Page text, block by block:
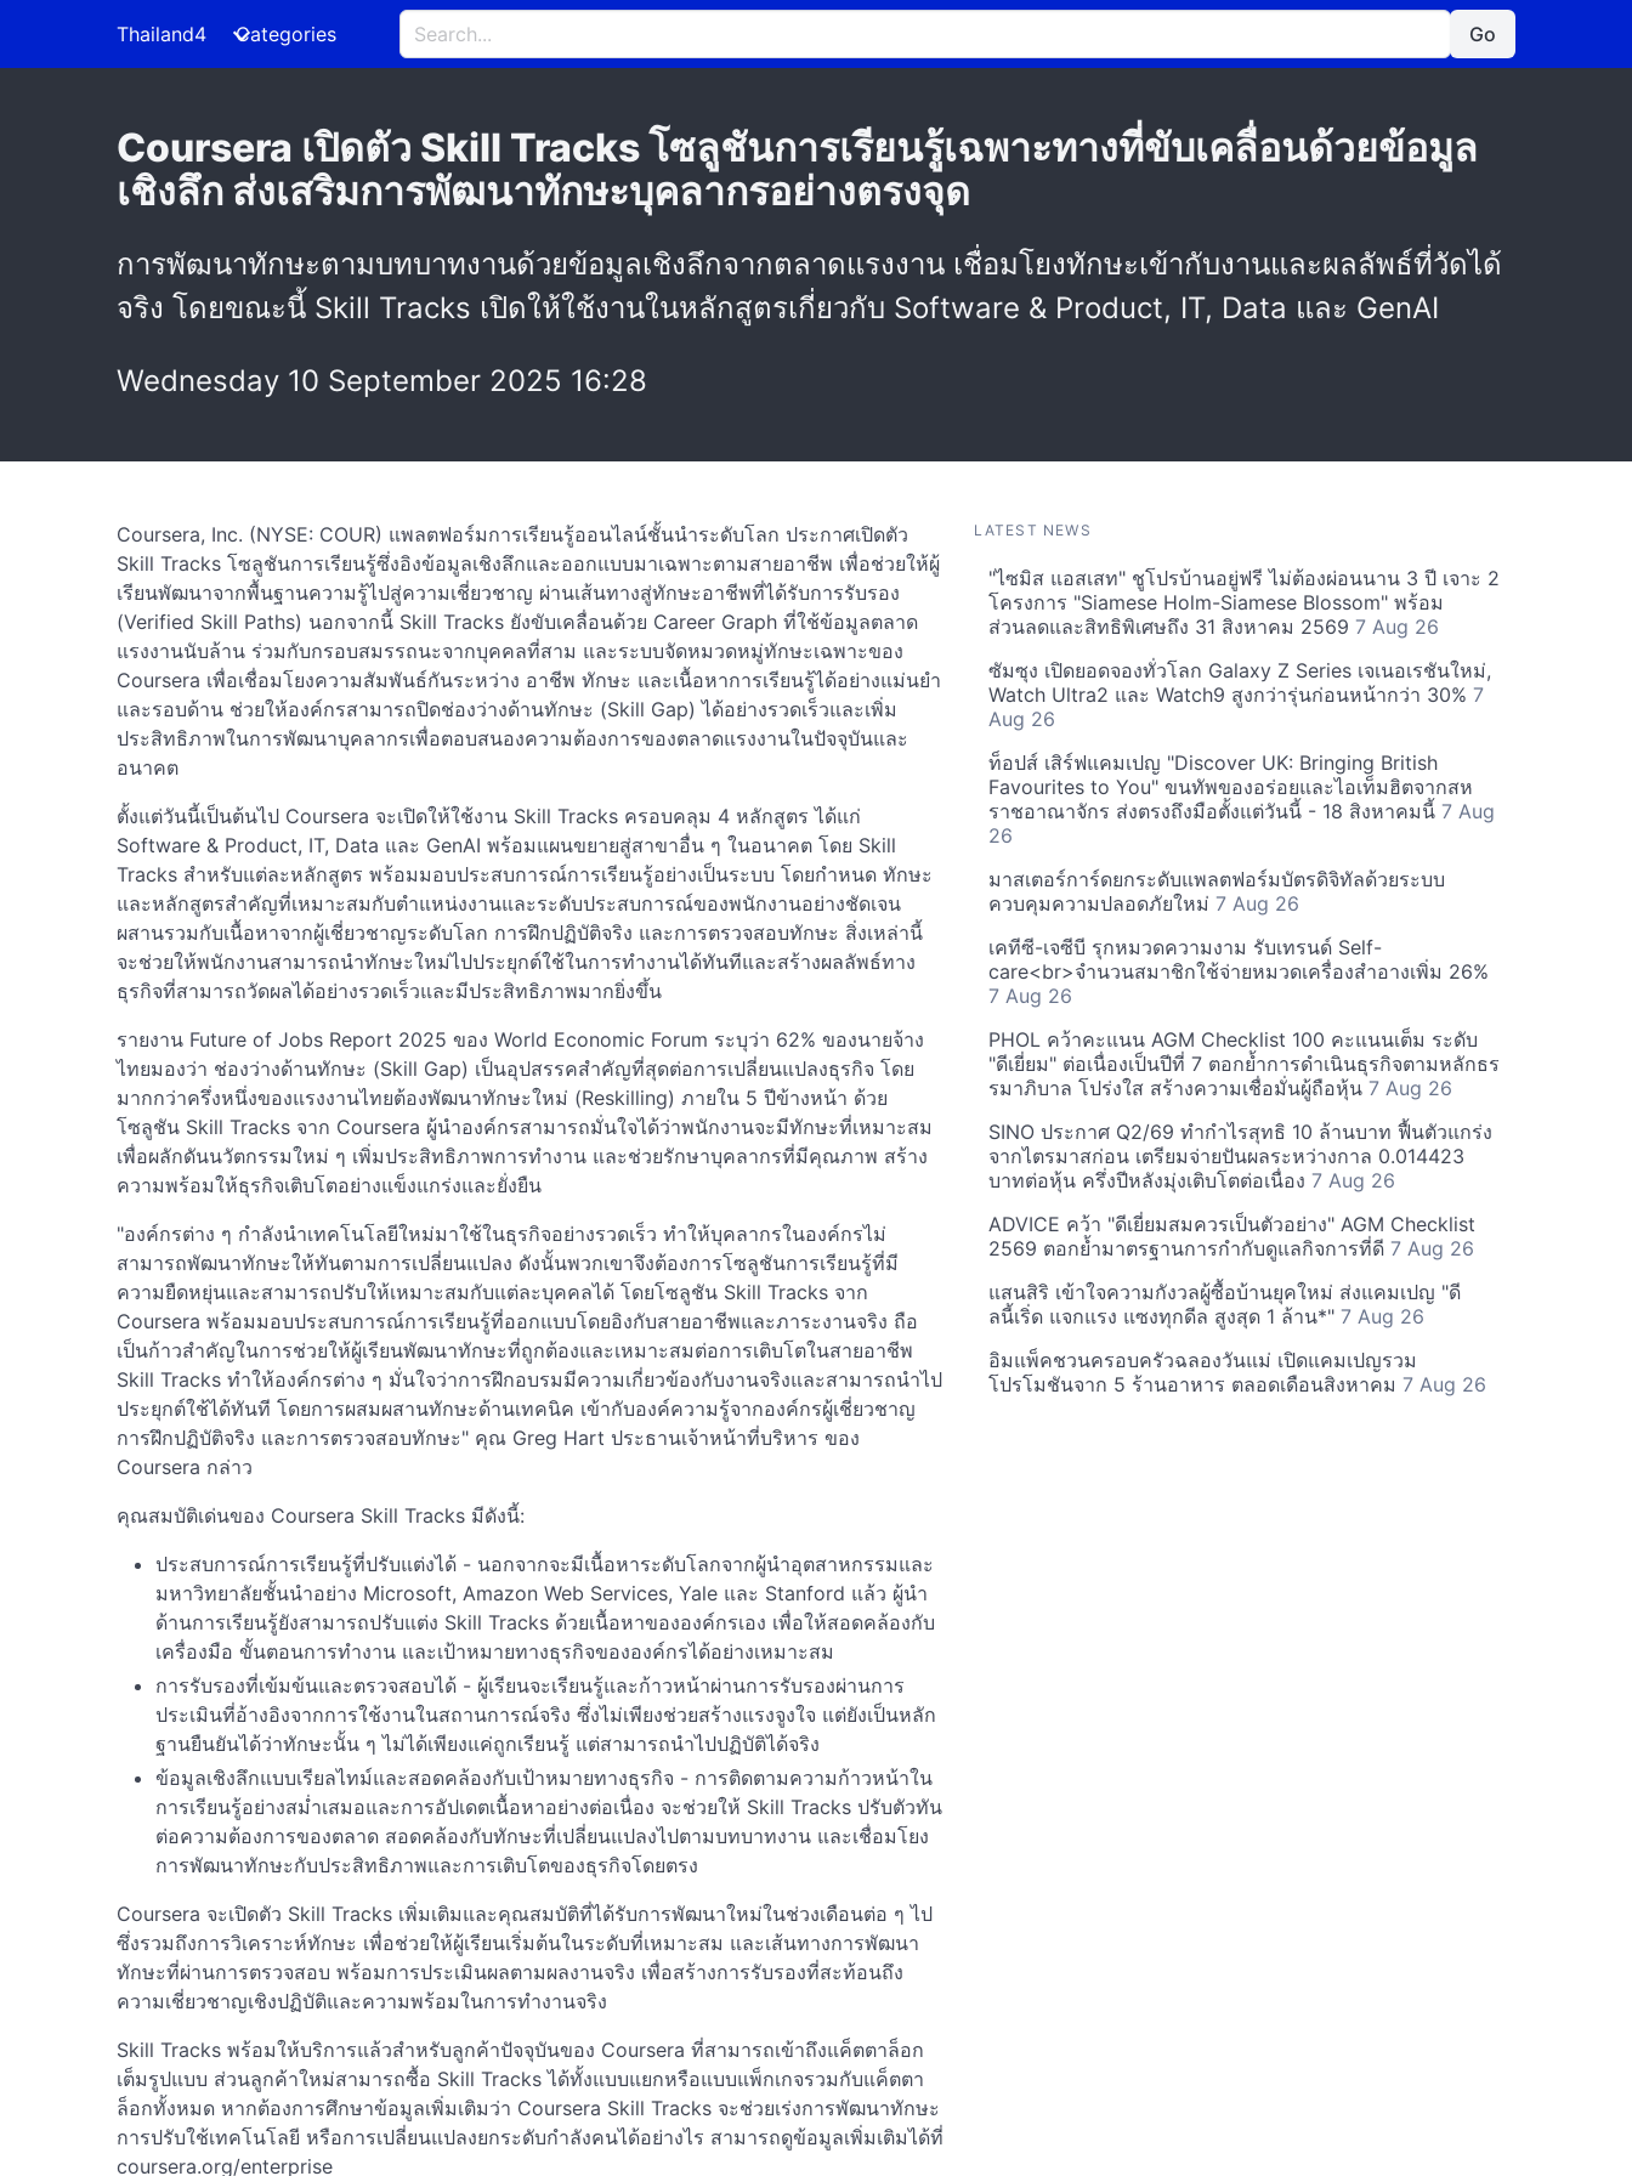
Thailand4 Categories Go
Coursera เปิดตัว Skill Tracks โซลูชันการเรียนรู้เฉพาะทางที่ขับเคลื่อนด้วยข้อมูล
เชิงลึก ส่งเสริมการพัฒนาทักษะบุคลากรอย่างตรงจุด
การพัฒนาทักษะตามบทบาทงานด้วยข้อมูลเชิงลึกจากตลาดแรงงาน เชื่อมโยงทักษะเข้ากับงานและผลลัพธ์ที่วัดได้
จริง โดยขณะนี้ Skill Tracks เปิดให้ใช้งานในหลักสูตรเกี่ยวกับ Software & Product, IT, Data และ GenAI
Wednesday 10 September 2025 16:28
Coursera, Inc. (NYSE: COUR) แพลตฟอร์มการเรียนรู้ออนไลน์ชั้นนำระดับโลก ประกาศเปิดตัว
Skill Tracks โซลูชันการเรียนรู้ซึ่งอิงข้อมูลเชิงลึกและออกแบบมาเฉพาะตามสายอาชีพ เพื่อช่วยให้ผู้
เรียนพัฒนาจากพื้นฐานความรู้ไปสู่ความเชี่ยวชาญ ผ่านเส้นทางสู่ทักษะอาชีพที่ได้รับการรับรอง
(Verified Skill Paths) นอกจากนี้ Skill Tracks ยังขับเคลื่อนด้วย Career Graph ที่ใช้ข้อมูลตลาด
แรงงานนับล้าน ร่วมกับกรอบสมรรถนะจากบุคคลที่สาม และระบบจัดหมวดหมู่ทักษะเฉพาะของ
Coursera เพื่อเชื่อมโยงความสัมพันธ์กันระหว่าง อาชีพ ทักษะ และเนื้อหาการเรียนรู้ได้อย่างแม่นยำ
และรอบด้าน ช่วยให้องค์กรสามารถปิดช่องว่างด้านทักษะ (Skill Gap) ได้อย่างรวดเร็วและเพิ่ม
ประสิทธิภาพในการพัฒนาบุคลากรเพื่อตอบสนองความต้องการของตลาดแรงงานในปัจจุบันและ
อนาคต
ตั้งแต่วันนี้เป็นต้นไป Coursera จะเปิดให้ใช้งาน Skill Tracks ครอบคลุม 4 หลักสูตร ได้แก่
Software & Product, IT, Data และ GenAI พร้อมแผนขยายสู่สาขาอื่น ๆ ในอนาคต โดย Skill
Tracks สำหรับแต่ละหลักสูตร พร้อมมอบประสบการณ์การเรียนรู้อย่างเป็นระบบ โดยกำหนด ทักษะ
และหลักสูตรสำคัญที่เหมาะสมกับตำแหน่งงานและระดับประสบการณ์ของพนักงานอย่างชัดเจน
ผสานรวมกับเนื้อหาจากผู้เชี่ยวชาญระดับโลก การฝึกปฏิบัติจริง และการตรวจสอบทักษะ สิ่งเหล่านี้
จะช่วยให้พนักงานสามารถนำทักษะใหม่ไปประยุกต์ใช้ในการทำงานได้ทันทีและสร้างผลลัพธ์ทาง
ธุรกิจที่สามารถวัดผลได้อย่างรวดเร็วและมีประสิทธิภาพมากยิ่งขึ้น
รายงาน Future of Jobs Report 2025 ของ World Economic Forum ระบุว่า 62% ของนายจ้าง
ไทยมองว่า ช่องว่างด้านทักษะ (Skill Gap) เป็นอุปสรรคสำคัญที่สุดต่อการเปลี่ยนแปลงธุรกิจ โดย
มากกว่าครึ่งหนึ่งของแรงงานไทยต้องพัฒนาทักษะใหม่ (Reskilling) ภายใน 5 ปีข้างหน้า ด้วย
โซลูชัน Skill Tracks จาก Coursera ผู้นำองค์กรสามารถมั่นใจได้ว่าพนักงานจะมีทักษะที่เหมาะสม
เพื่อผลักดันนวัตกรรมใหม่ ๆ เพิ่มประสิทธิภาพการทำงาน และช่วยรักษาบุคลากรที่มีคุณภาพ สร้าง
ความพร้อมให้ธุรกิจเติบโตอย่างแข็งแกร่งและยั่งยืน
"องค์กรต่าง ๆ กำลังนำเทคโนโลยีใหม่มาใช้ในธุรกิจอย่างรวดเร็ว ทำให้บุคลากรในองค์กรไม่
สามารถพัฒนาทักษะให้ทันตามการเปลี่ยนแปลง ดังนั้นพวกเขาจึงต้องการโซลูชันการเรียนรู้ที่มี
ความยืดหยุ่นและสามารถปรับให้เหมาะสมกับแต่ละบุคคลได้ โดยโซลูชัน Skill Tracks จาก
Coursera พร้อมมอบประสบการณ์การเรียนรู้ที่ออกแบบโดยอิงกับสายอาชีพและภาระงานจริง ถือ
เป็นก้าวสำคัญในการช่วยให้ผู้เรียนพัฒนาทักษะที่ถูกต้องและเหมาะสมต่อการเติบโตในสายอาชีพ
Skill Tracks ทำให้องค์กรต่าง ๆ มั่นใจว่าการฝึกอบรมมีความเกี่ยวข้องกับงานจริงและสามารถนำไป
ประยุกต์ใช้ได้ทันที โดยการผสมผสานทักษะด้านเทคนิค เข้ากับองค์ความรู้จากองค์กรผู้เชี่ยวชาญ
การฝึกปฏิบัติจริง และการตรวจสอบทักษะ" คุณ Greg Hart ประธานเจ้าหน้าที่บริหาร ของ
Coursera กล่าว
คุณสมบัติเด่นของ Coursera Skill Tracks มีดังนี้:
ประสบการณ์การเรียนรู้ที่ปรับแต่งได้ - นอกจากจะมีเนื้อหาระดับโลกจากผู้นำอุตสาหกรรมและ
มหาวิทยาลัยชั้นนำอย่าง Microsoft, Amazon Web Services, Yale และ Stanford แล้ว ผู้นำ
ด้านการเรียนรู้ยังสามารถปรับแต่ง Skill Tracks ด้วยเนื้อหาขององค์กรเอง เพื่อให้สอดคล้องกับ
เครื่องมือ ขั้นตอนการทำงาน และเป้าหมายทางธุรกิจขององค์กรได้อย่างเหมาะสม
การรับรองที่เข้มข้นและตรวจสอบได้ - ผู้เรียนจะเรียนรู้และก้าวหน้าผ่านการรับรองผ่านการ
ประเมินที่อ้างอิงจากการใช้งานในสถานการณ์จริง ซึ่งไม่เพียงช่วยสร้างแรงจูงใจ แต่ยังเป็นหลัก
ฐานยืนยันได้ว่าทักษะนั้น ๆ ไม่ได้เพียงแค่ถูกเรียนรู้ แต่สามารถนำไปปฏิบัติได้จริง
ข้อมูลเชิงลึกแบบเรียลไทม์และสอดคล้องกับเป้าหมายทางธุรกิจ - การติดตามความก้าวหน้าใน
การเรียนรู้อย่างสม่ำเสมอและการอัปเดตเนื้อหาอย่างต่อเนื่อง จะช่วยให้ Skill Tracks ปรับตัวทัน
ต่อความต้องการของตลาด สอดคล้องกับทักษะที่เปลี่ยนแปลงไปตามบทบาทงาน และเชื่อมโยง
การพัฒนาทักษะกับประสิทธิภาพและการเติบโตของธุรกิจโดยตรง
Coursera จะเปิดตัว Skill Tracks เพิ่มเติมและคุณสมบัติที่ได้รับการพัฒนาใหม่ในช่วงเดือนต่อ ๆ ไป
ซึ่งรวมถึงการวิเคราะห์ทักษะ เพื่อช่วยให้ผู้เรียนเริ่มต้นในระดับที่เหมาะสม และเส้นทางการพัฒนา
ทักษะที่ผ่านการตรวจสอบ พร้อมการประเมินผลตามผลงานจริง เพื่อสร้างการรับรองที่สะท้อนถึง
ความเชี่ยวชาญเชิงปฏิบัติและความพร้อมในการทำงานจริง
Skill Tracks พร้อมให้บริการแล้วสำหรับลูกค้าปัจจุบันของ Coursera ที่สามารถเข้าถึงแค็ตตาล็อก
เต็มรูปแบบ ส่วนลูกค้าใหม่สามารถซื้อ Skill Tracks ได้ทั้งแบบแยกหรือแบบแพ็กเกจรวมกับแค็ตตา
ล็อกทั้งหมด หากต้องการศึกษาข้อมูลเพิ่มเติมว่า Coursera Skill Tracks จะช่วยเร่งการพัฒนาทักษะ
การปรับใช้เทคโนโลยี หรือการเปลี่ยนแปลงยกระดับกำลังคนได้อย่างไร สามารถดูข้อมูลเพิ่มเติมได้ที่
coursera.org/enterprise
LATEST NEWS
"ไซมิส แอสเสท" ชูโปรบ้านอยู่ฟรี ไม่ต้องผ่อนนาน 3 ปี เจาะ 2
โครงการ "Siamese Holm-Siamese Blossom" พร้อม
ส่วนลดและสิทธิพิเศษถึง 31 สิงหาคม 2569 7 Aug 26
ซัมซุง เปิดยอดจองทั่วโลก Galaxy Z Series เจเนอเรชันใหม่,
Watch Ultra2 และ Watch9 สูงกว่ารุ่นก่อนหน้ากว่า 30% 7
Aug 26
ท็อปส์ เสิร์ฟแคมเปญ "Discover UK: Bringing British
Favourites to You" ขนทัพของอร่อยและไอเท็มฮิตจากสห
ราชอาณาจักร ส่งตรงถึงมือตั้งแต่วันนี้ - 18 สิงหาคมนี้ 7 Aug
26
มาสเตอร์การ์ดยกระดับแพลตฟอร์มบัตรดิจิทัลด้วยระบบ
ควบคุมความปลอดภัยใหม่ 7 Aug 26
เคทีซี-เจซีบี รุกหมวดความงาม รับเทรนด์ Self-
care<br>จำนวนสมาชิกใช้จ่ายหมวดเครื่องสำอางเพิ่ม 26%
7 Aug 26
PHOL คว้าคะแนน AGM Checklist 100 คะแนนเต็ม ระดับ
"ดีเยี่ยม" ต่อเนื่องเป็นปีที่ 7 ตอกย้ำการดำเนินธุรกิจตามหลักธร
รมาภิบาล โปร่งใส สร้างความเชื่อมั่นผู้ถือหุ้น 7 Aug 26
SINO ประกาศ Q2/69 ทำกำไรสุทธิ 10 ล้านบาท ฟื้นตัวแกร่ง
จากไตรมาสก่อน เตรียมจ่ายปันผลระหว่างกาล 0.014423
บาทต่อหุ้น ครึ่งปีหลังมุ่งเติบโตต่อเนื่อง 7 Aug 26
ADVICE คว้า "ดีเยี่ยมสมควรเป็นตัวอย่าง" AGM Checklist
2569 ตอกย้ำมาตรฐานการกำกับดูแลกิจการที่ดี 7 Aug 26
แสนสิริ เข้าใจความกังวลผู้ซื้อบ้านยุคใหม่ ส่งแคมเปญ "ดี
ลนี้เริ่ด แจกแรง แซงทุกดีล สูงสุด 1 ล้าน*" 7 Aug 26
อิมแพ็คชวนครอบครัวฉลองวันแม่ เปิดแคมเปญรวม
โปรโมชันจาก 5 ร้านอาหาร ตลอดเดือนสิงหาคม 7 Aug 26